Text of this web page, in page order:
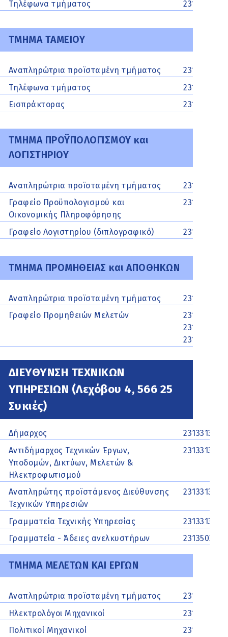
Τηλέφωνα τμήματος
ΤΜΗΜΑ ΤΑΜΕΙΟΥ
Αναπληρώτρια προϊσταμένη τμήματος
2313313130
Τηλέφωνα τμήματος
Εισπράκτορας
2313313177
ΤΜΗΜΑ ΠΡΟΫΠΟΛΟΓΙΣΜΟΥ και
ΛΟΓΙΣΤΗΡΙΟΥ
Αναπληρώτρια προϊσταμένη τμήματος
2313313147
Γραφείο Προϋπολογισμού και
Οικονομικής Πληροφόρησης
2313313184
Γραφείο Λογιστηρίου (διπλογραφικό)
ΤΜΗΜΑ ΠΡΟΜΗΘΕΙΑΣ και ΑΠΟΘΗΚΩΝ
Αναπληρώτρια προϊσταμένη τμήματος
2313313108
Γραφείο Προμηθειών Μελετών
2312007232
ΔΙΕΥΘΥΝΣΗ ΤΕΧΝΙΚΩΝ
ΥΠΗΡΕΣΙΩΝ (Λεχόβου 4, 566 25
Συκιές)
Δήμαρχος
Αντιδήμαρχος Τεχνικών Έργων,
Υποδομών, Δικτύων, Μελετών &
Ηλεκτροφωτισμού
2313313351
Αναπληρώτης προϊστάμενος Διεύθυνσης
Τεχνικών Υπηρεσιών
2313313307
Γραμματεία Τεχνικής Υπηρεσίας
2313313311
Γραμματεία - Άδειες ανελκυστήρων
2313502220
ΤΜΗΜΑ ΜΕΛΕΤΩΝ ΚΑΙ ΕΡΓΩΝ
Αναπληρώτρια προϊσταμένη τμήματος
2313313435
Ηλεκτρολόγοι Μηχανικοί
Πολιτικοί Μηχανικοί